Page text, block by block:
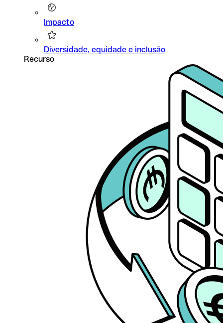
Impacto
Diversidade, equidade e inclusão
Recurso